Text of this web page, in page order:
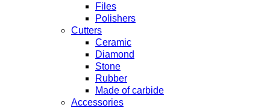
Files
Polishers
Cutters
Ceramic
Diamond
Stone
Rubber
Made of carbide
Accessories